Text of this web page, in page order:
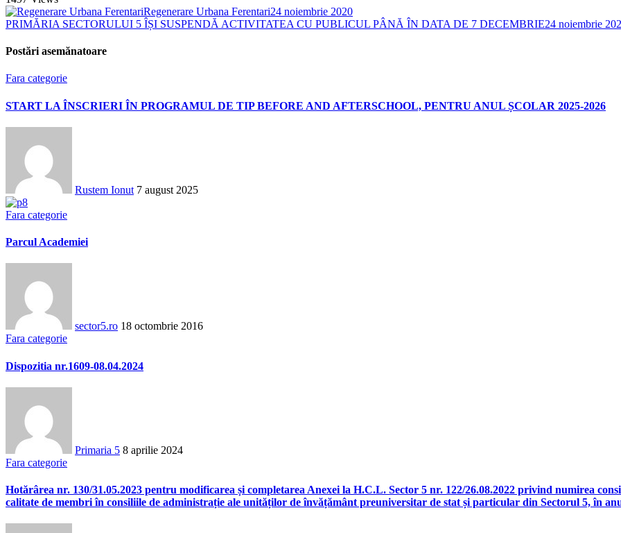
Regenerare Urbana Ferentari24 noiembrie 2020
PRIMĂRIA SECTORULUI 5 ÎȘI SUSPENDĂ ACTIVITATEA CU PUBLICUL PÂNĂ ÎN DATA DE 7 DECEMBRIE24 noiembrie
Postări asemănatoare
Fara categorie
START LA ÎNSCRIERI ÎN PROGRAMUL DE TIP BEFORE AND AFTERSCHOOL, PENTRU ANUL ȘCOLAR 2025-2026
Rustem Ionut 7 august 2025
Fara categorie
Parcul Academiei
sector5.ro 18 octombrie 2016
Fara categorie
Dispozitia nr.1609-08.04.2024
Primaria 5 8 aprilie 2024
Fara categorie
Hotărârea nr. 130/31.05.2023 pentru modificarea și completarea Anexei la H.C.L. Sector 5 nr. 122/26.08.2022 privind numirea
calitate de membri în consiliile de administrație ale unităților de învățământ preuniversitar de stat și particular din Sectorul 5, în